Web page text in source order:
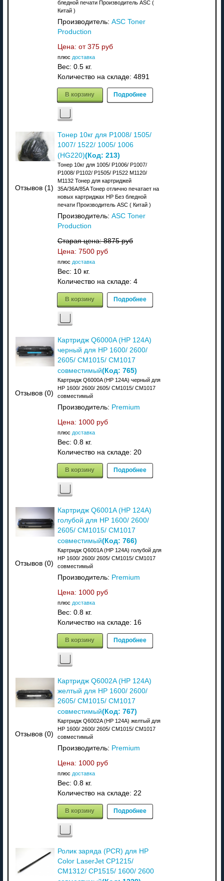
бледной печати Производитель ASC (
Китай )
Производитель: ASC Toner
Production
Цена: от 375 руб
плюс доставка
Вес: 0.5 кг.
Количество на складе: 4891
В корзину Подробнее
Отзывов (1)
Тонер 10кг для P1008/ 1505/
1007/ 1522/ 1005/ 1006
(HG220)(Код: 213)
Тонер 10кг для 1005/ P1006/ P1007/
P1008/ P1102/ P1505/ P1522 M1120/
M1132 Тонер для картриджей
35A/36A/85A Тонер отлично печатает на
новых картриджах HP Без бледной
печати Производитель ASC ( Китай )
Производитель: ASC Toner
Production
Старая цена:8875 руб
Цена: 7500 руб
плюс доставка
Вес: 10 кг.
Количество на складе: 4
В корзину Подробнее
Отзывов (0)
Картридж Q6000A (HP 124A)
черный для HP 1600/ 2600/
2605/ CM1015/ CM1017
совместимый(Код: 765)
Картридж Q6000A (HP 124A) черный для
HP 1600/ 2600/ 2605/ CM1015/ CM1017
совместимый
Производитель: Premium
Цена: 1000 руб
плюс доставка
Вес: 0.8 кг.
Количество на складе: 20
В корзину Подробнее
Отзывов (0)
Картридж Q6001A (HP 124A)
голубой для HP 1600/ 2600/
2605/ CM1015/ CM1017
совместимый(Код: 766)
Картридж Q6001A (HP 124A) голубой для
HP 1600/ 2600/ 2605/ CM1015/ CM1017
совместимый
Производитель: Premium
Цена: 1000 руб
плюс доставка
Вес: 0.8 кг.
Количество на складе: 16
В корзину Подробнее
Отзывов (0)
Картридж Q6002A (HP 124A)
желтый для HP 1600/ 2600/
2605/ CM1015/ CM1017
совместимый(Код: 767)
Картридж Q6002A (HP 124A) желтый для
HP 1600/ 2600/ 2605/ CM1015/ CM1017
совместимый
Производитель: Premium
Цена: 1000 руб
плюс доставка
Вес: 0.8 кг.
Количество на складе: 22
В корзину Подробнее
Ролик заряда (PCR) для HP
Color LaserJet CP1215/
CM1312/ CP1515/ 1600/ 2600